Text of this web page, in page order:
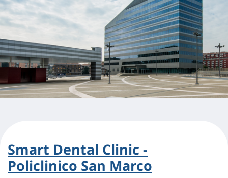
Smart Dental Clinic -
Policlinico San Marco